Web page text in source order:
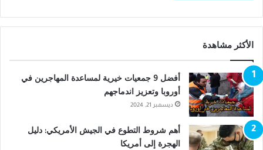
الأكثر مشاهدة
أفضل 9 جمعيات خيرية لمساعدة المهاجرين في
أوروبا وتعزيز اندماجهم
ديسمبر 21, 2024
أهم شروط التطوع في الجيش الأمريكي: دليل
الهجرة إلى أمريكا